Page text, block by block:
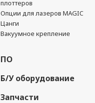
плоттеров
Опции для лазеров MAGIC
Цанги
Вакуумное крепление
ПО
Б/У оборудование
Запчасти